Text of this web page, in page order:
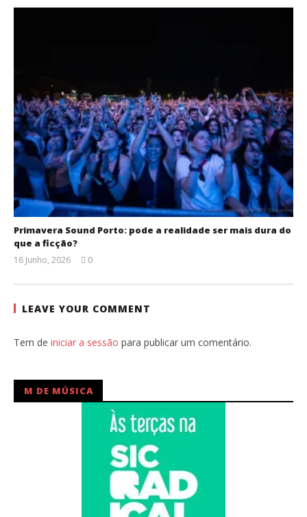
Primavera Sound Porto: pode a realidade ser mais dura do
que a ficção?
16 Junho, 2026
Ventura
0
LEAVE YOUR COMMENT
Tem de iniciar a sessão para publicar um comentário.
M DE MÚSICA